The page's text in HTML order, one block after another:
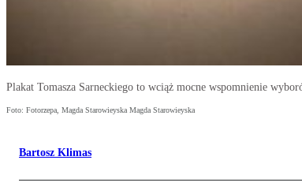
Plakat Tomasza Sarneckiego to wciąż mocne wspomnienie
Foto: Fotorzepa, Magda Starowieyska Magda Starowieyska
Bartosz Klimas